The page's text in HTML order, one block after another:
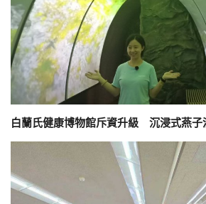
白蘭氏健康博物館斥資升級 沉浸式燕子